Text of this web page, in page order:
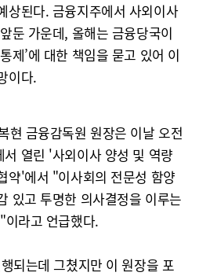
상된다. 금융지주에서 사외이사
둔 가운데, 올해는 금융당국이
제’에 대한 책임을 묻고 있어 이
이다.
현 금융감독원 원장은 이날 오전
열린 '사외이사 양성 및 역량
약'에서 "이사회의 전문성 함양
있고 투명한 의사결정을 이루는
라고 언급했다.
되는데 그쳤지만 이 원장을 포